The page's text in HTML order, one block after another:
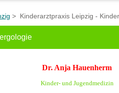
> Kinderarztpraxis Leipzig -
Dr. Anja Hauenherm
Kinder- und Jugendmedizin